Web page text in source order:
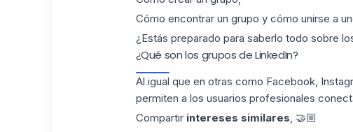
Cómo encontrar un grupo y cómo unirse a
¿Estás preparado para saberlo todo sobre
¿Qué son los grupos de LinkedIn?
Al igual que en otras como Facebook,
permiten a los usuarios profesionales
Compartir intereses similares , 🤝🏼